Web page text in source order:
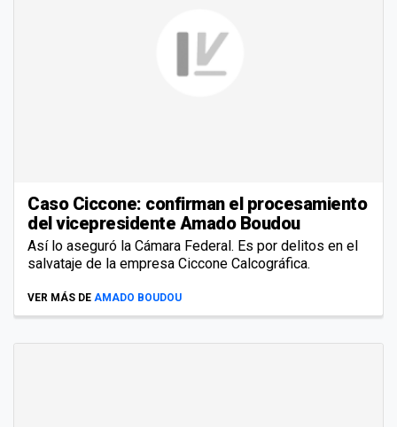
Caso Ciccone: confirman el procesamiento
del vicepresidente Amado Boudou
Así lo aseguró la Cámara Federal. Es por delitos en el
salvataje de la empresa Ciccone Calcográfica.
VER MÁS DE AMADO BOUDOU